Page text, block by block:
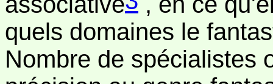
quels domaines le
Nombre de spécialistes